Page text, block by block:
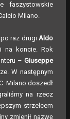
faszystowskie
Milano.
raz drugi Aldo
na koncie. Rok
– Giuseppe
W następnym
Milano doszedł
na rzecz
strzelcem
zmienił nazwę